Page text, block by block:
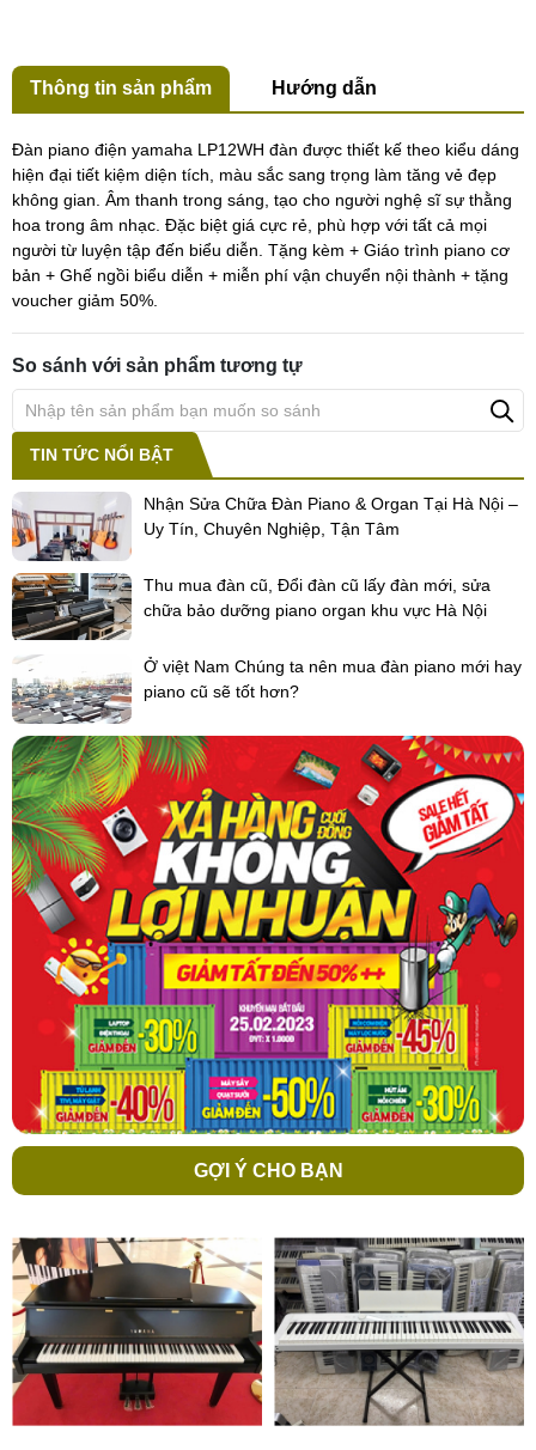
Thông tin sản phẩm Hướng dẫn
Đàn piano điện yamaha LP12WH đàn được thiết kế theo kiểu dáng
hiện đại tiết kiệm diện tích, màu sắc sang trọng làm tăng vẻ đẹp
không gian. Âm thanh trong sáng, tạo cho người nghệ sĩ sự thằng
hoa trong âm nhạc. Đặc biệt giá cực rẻ, phù hợp với tất cả mọi
người từ luyện tập đến biểu diễn. Tặng kèm + Giáo trình piano cơ
bản + Ghế ngồi biểu diễn + miễn phí vận chuyển nội thành + tặng
voucher giảm 50%.
So sánh với sản phẩm tương tự
TIN TỨC NỔI BẬT
Nhận Sửa Chữa Đàn Piano & Organ Tại Hà Nội –
Uy Tín, Chuyên Nghiệp, Tận Tâm
Thu mua đàn cũ, Đổi đàn cũ lấy đàn mới, sửa
chữa bảo dưỡng piano organ khu vực Hà Nội
Ở việt Nam Chúng ta nên mua đàn piano mới hay
piano cũ sẽ tốt hơn?
GỢI Ý CHO BẠN